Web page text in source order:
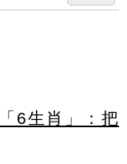
6生肖」：把